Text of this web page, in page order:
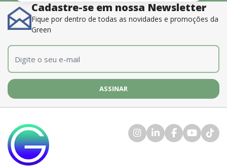
Cadastre-se em nossa Newsletter
Fique por dentro de todas as novidades e promoções da
Green
E-mail